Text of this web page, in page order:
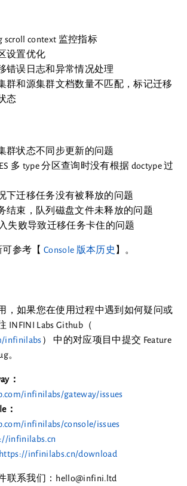
scroll context 监控指标
设置优化
错误日志和异常情况处理
群和源集群文档数量不匹配，标记迁移
态
群状态不同步更新的问题
多 type 分区查询时没有根据 doctype 过
下迁移任务没有被释放的问题
结束，队列磁盘文件未释放的问题
失败导致迁移任务卡住的问题
可参考【 Console 版本历史 】。
，如果您在使用过程中遇到如何疑问或
INFINI Labs Github（
infinilabs） 中的对应项目中提交 Feature
。
：
infinilabs/gateway/issues
：
infinilabs/console/issues
infinilabs.cn
https://infinilabs.cn/download
联系我们：hello@infini.ltd